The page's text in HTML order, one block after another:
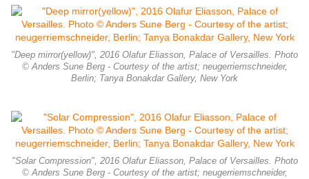
"Deep mirror(yellow)", 2016 Olafur Eliasson, Palace of Versailles. Photo
© Anders Sune Berg - Courtesy of the artist; neugerriemschneider,
Berlin; Tanya Bonakdar Gallery, New York
"Solar Compression", 2016 Olafur Eliasson, Palace of Versailles. Photo
© Anders Sune Berg - Courtesy of the artist; neugerriemschneider,